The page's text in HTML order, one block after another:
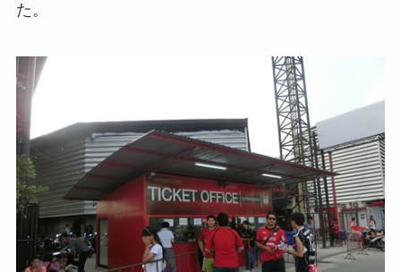
た。